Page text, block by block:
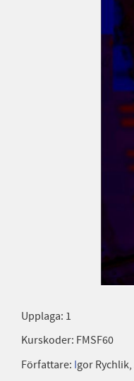
Upplaga: 1
Kurskoder: FMSF60
Författare: Igor